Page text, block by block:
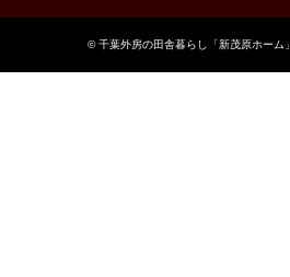
©千葉外房の田舎暮らし「新茂原ホーム」